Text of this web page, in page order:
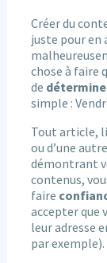
Créer du
juste pour en
chose à faire
de
simple :
Tout article,
ou d’une
démontrant
contenus,
faire
accepter que
leur adresse
par exemple).